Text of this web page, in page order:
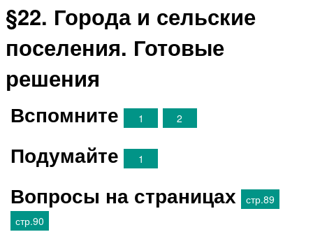
§22. Города и сельские
поселения. Готовые
решения
Вспомните 1 2
Подумайте 1
Вопросы на страницах
стр.89
стр.90